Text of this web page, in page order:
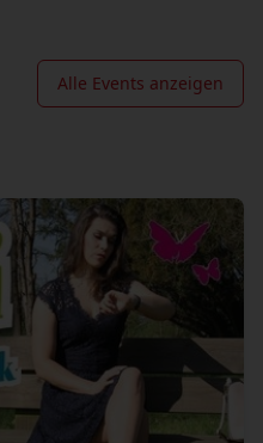
Alle Events anzeigen